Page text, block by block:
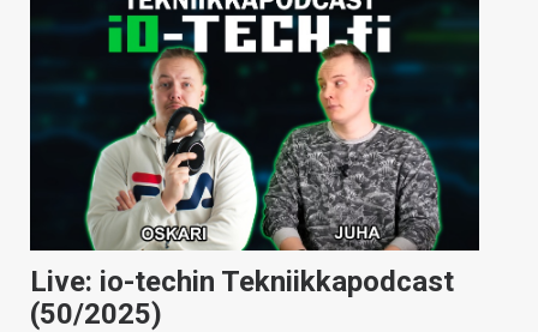
Live: io-techin Tekniikkapodcast
(50/2025)